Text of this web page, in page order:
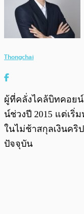
Thongchai
ผู้ที่คลั่งไคล้บิทคอย
น์ช่วงปี 2015 แต่เริ่
ในไม่ช้าสกุลเงินคริ
ปัจจุบัน